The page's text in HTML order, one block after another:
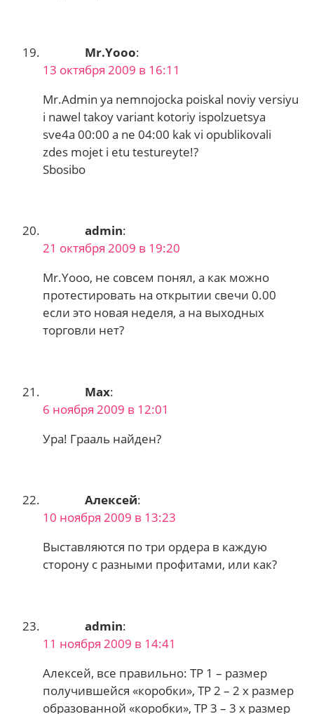
Mr.Yooo:
13 октября 2009 в 16:11
Mr.Admin ya nemnojocka poiskal noviy versiyu
i nawel takoy variant kotoriy ispolzuetsya
sve4a 00:00 a ne 04:00 kak vi opublikovali
zdes mojet i etu testureyte!?
Sbosibo
admin:
21 октября 2009 в 19:20
Mr.Yooo, не совсем понял, а как можно
протестировать на открытии свечи 0.00
если это новая неделя, а на выходных
торговли нет?
Max:
6 ноября 2009 в 12:01
Ура! Грааль найден?
Алексей:
10 ноября 2009 в 13:23
Выставляются по три ордера в каждую
сторону с разными профитами, или как?
admin:
11 ноября 2009 в 14:41
Алексей, все правильно: ТР 1 – размер
получившейся «коробки», ТР 2 – 2 х размер
образованной «коробки», ТР 3 – 3 х размер